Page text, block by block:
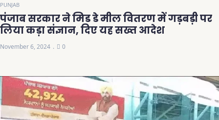
PUNJAB
पंजाब सरकार ने मिड डे मील वितरण में गड़बड़ी पर
लिया कड़ा संज्ञान, दिए यह सख्त आदेश
November 6, 2024 0